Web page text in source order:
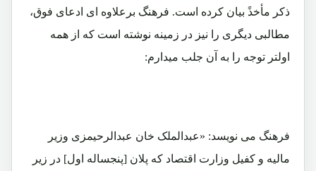
ذکر مأخذً بیان کرده است. فرهنگ برعلاوه ای ادعای فوق،
مطالبی دیگری را نیز در زمینه نوشته است که از همه
اولتر توجه را به آن جلب میدارم:
فرهنگ می نویسد: «عبدالملک خان عبدالرحیمزی وزیر
مالیه و کفیل وزارت اقتصاد که پلان [پنجساله اول] در زیر